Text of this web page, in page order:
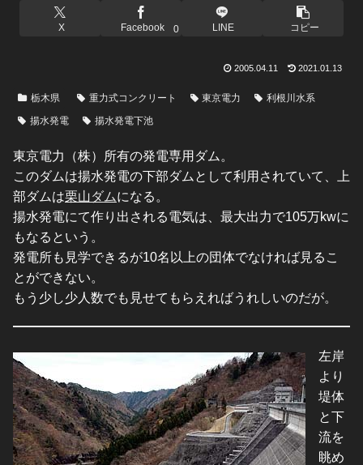
X Facebook 0 LINE コピー
2005.04.11 2021.01.13
栃木県 重力式コンクリート 東京電力
利根川水系
揚水発電
揚水発電下池
東京電力（株）所有の発電専用ダム。
このダムは揚水発電の下部ダムとして利用されていて、上
部ダムは栗山ダムになる。
揚水発電にて作り出される電気は、最大出力で105万kwに
もなるという。
発電所も見学できるが10名以上の団体でなければ見るこ
とができない。
もう少し少人数でも見せてもらえればうれしいのだが。
左岸
より
堤体
と下
流を
眺め